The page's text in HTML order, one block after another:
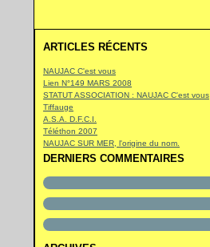
ARTICLES RÉCENTS
NAUJAC C'est vous
Lien N°149 MARS 2008
STATUT ASSOCIATION : NAUJAC C'est vous
Tiffauge
A.S.A. D.F.C.I.
Téléthon 2007
NAUJAC SUR MER, l'origine du nom.
DERNIERS COMMENTAIRES